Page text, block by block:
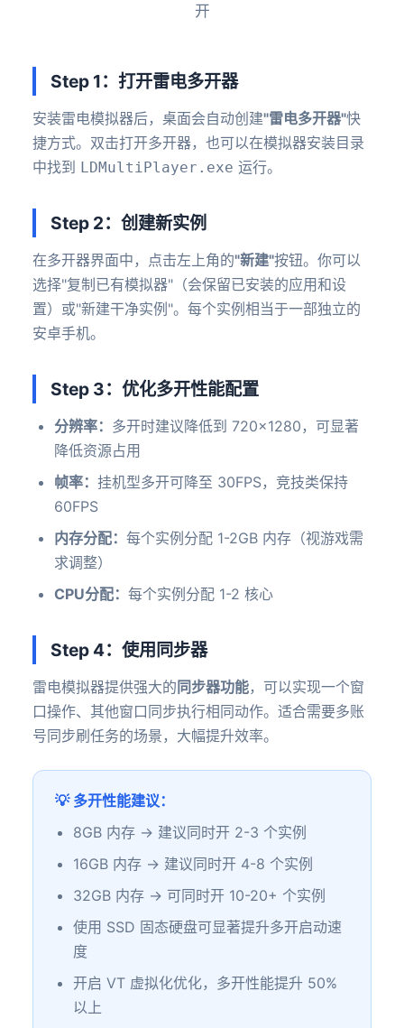
开
Step 1：打开雷电多开器
安装雷电模拟器后，桌面会自动创建"雷电多开器"快
捷方式。双击打开多开器，也可以在模拟器安装目录
中找到 LDMultiPlayer.exe 运行。
Step 2：创建新实例
在多开器界面中，点击左上角的"新建"按钮。你可以
选择"复制已有模拟器"（会保留已安装的应用和设
置）或"新建干净实例"。每个实例相当于一部独立的
安卓手机。
Step 3：优化多开性能配置
分辨率： 多开时建议降低到 720×1280，可显著
降低资源占用
帧率： 挂机型多开可降至 30FPS，竞技类保持
60FPS
内存分配： 每个实例分配 1-2GB 内存（视游戏需
求调整）
CPU分配： 每个实例分配 1-2 核心
Step 4：使用同步器
雷电模拟器提供强大的 同步器功能，可以实现一个窗
口操作、其他窗口同步执行相同动作。适合需要多账
号同步刷任务的场景，大幅提升效率。
💡 多开性能建议：
8GB 内存 → 建议同时开 2-3 个实例
16GB 内存 → 建议同时开 4-8 个实例
32GB 内存 → 可同时开 10-20+ 个实例
使用 SSD 固态硬盘可显著提升多开启动速
度
开启 VT 虚拟化优化，多开性能提升 50%
以上